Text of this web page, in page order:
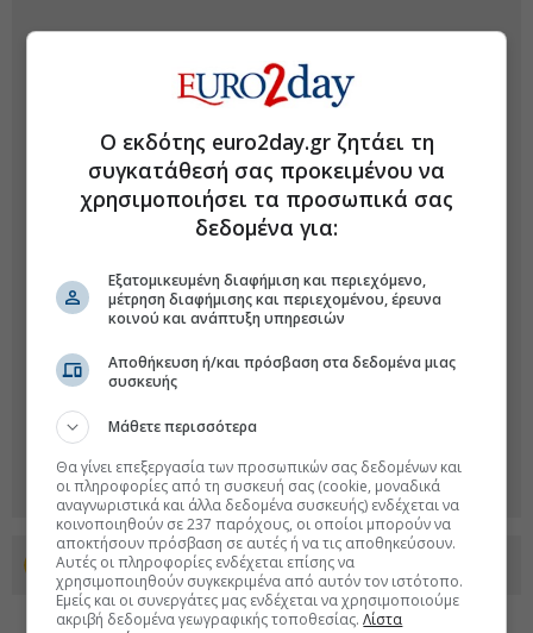
Προσθέστε το euro2day.gr στο Discover
Ο εκδότης euro2day.gr ζητάει τη
συγκατάθεσή σας προκειμένου να
χρησιμοποιήσει τα προσωπικά σας
δεδομένα για:
Εξατομικευμένη διαφήμιση και περιεχόμενο,
μέτρηση διαφήμισης και περιεχομένου, έρευνα
κοινού και ανάπτυξη υπηρεσιών
Αποθήκευση ή/και πρόσβαση στα δεδομένα μιας
συσκευής
Μάθετε περισσότερα
Θα γίνει επεξεργασία των προσωπικών σας δεδομένων και
οι πληροφορίες από τη συσκευή σας (cookie, μοναδικά
αναγνωριστικά και άλλα δεδομένα συσκευής) ενδέχεται να
κοινοποιηθούν σε 237 παρόχους, οι οποίοι μπορούν να
αποκτήσουν πρόσβαση σε αυτές ή να τις αποθηκεύσουν.
Αυτές οι πληροφορίες ενδέχεται επίσης να
χρησιμοποιηθούν συγκεκριμένα από αυτόν τον ιστότοπο.
Εμείς και οι συνεργάτες μας ενδέχεται να χρησιμοποιούμε
ακριβή δεδομένα γεωγραφικής τοποθεσίας.Λίστα